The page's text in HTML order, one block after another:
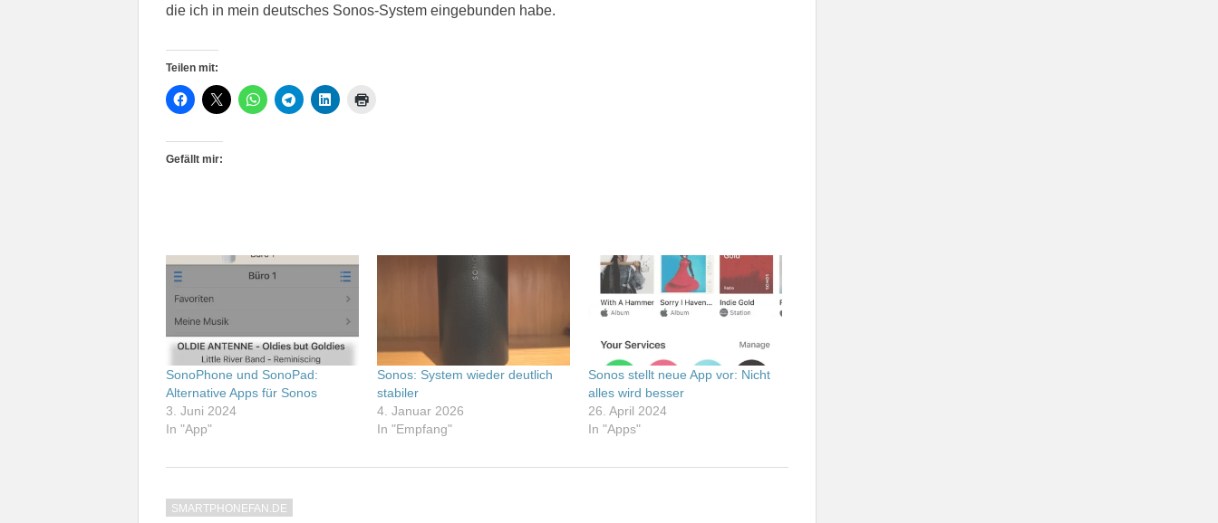
die ich in mein deutsches Sonos-System eingebunden habe.
Teilen mit:
Gefällt mir:
SonoPhone und SonoPad:
Alternative Apps für Sonos
3. Juni 2024
In "App"
Sonos: System wieder deutlich
stabiler
4. Januar 2026
In "Empfang"
Sonos stellt neue App vor: Nicht
alles wird besser
26. April 2024
In "Apps"
SMARTPHONEFAN.DE